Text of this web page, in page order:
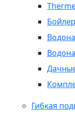
Гибкая